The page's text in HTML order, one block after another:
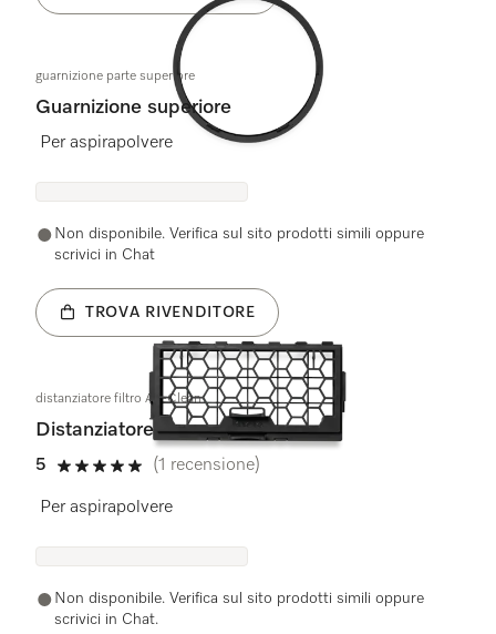
guarnizione parte superiore
Guarnizione superiore
Per aspirapolvere
Non disponibile. Verifica sul sito prodotti simili oppure
scrivici in Chat
TROVA RIVENDITORE
distanziatore filtro Air-Clean
Distanziatore
5
5 stelle su 5
(1 recensione)
Per aspirapolvere
Non disponibile. Verifica sul sito prodotti simili oppure
scrivici in Chat.